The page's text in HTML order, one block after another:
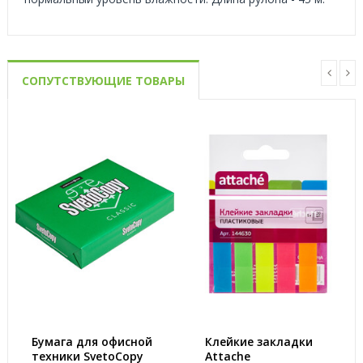
СОПУТСТВУЮЩИЕ ТОВАРЫ
Бумага для офисной
техники SvetoCopy
Клейкие закладки
Attache